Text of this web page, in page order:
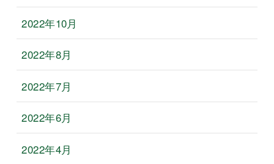
2022年10月
2022年8月
2022年7月
2022年6月
2022年4月